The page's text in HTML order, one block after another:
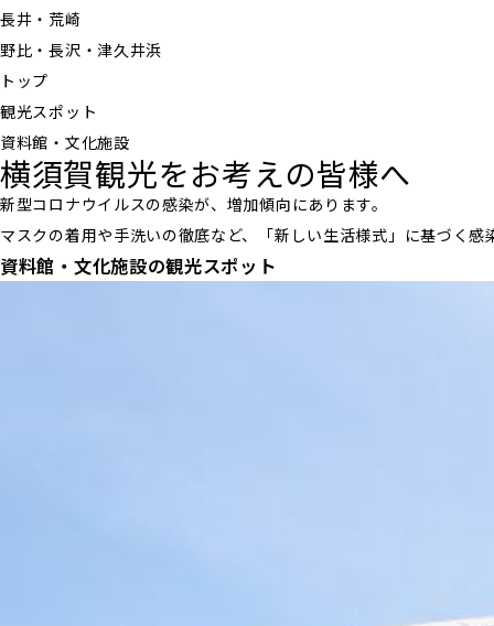
長井・荒崎
野比・長沢・津久井浜
トップ
観光スポット
資料館・文化施設
横須賀観光をお考えの皆様へ
新型コロナウイルスの感染が、増加傾向にあります。
マスクの着用や手洗いの徹底など、「新しい生活様式」に基づく
資料館・文化施設の観光スポット